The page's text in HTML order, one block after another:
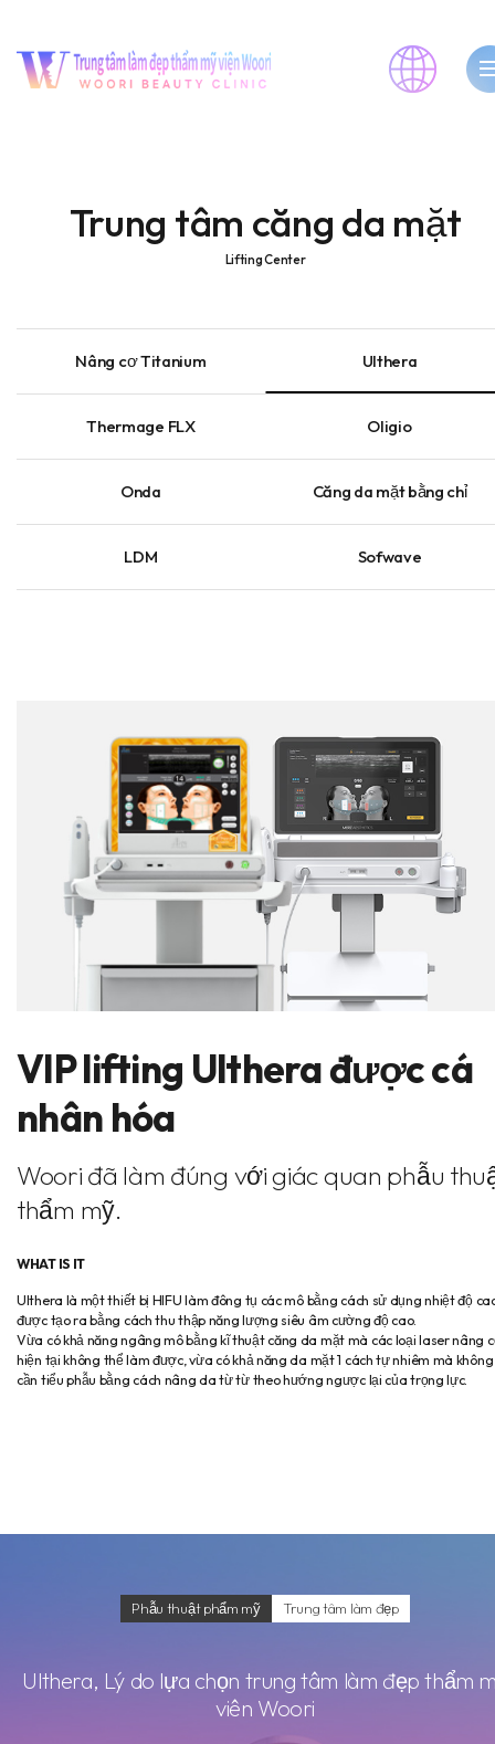
Trung tâm căng da mặt
Lifting Center
Nâng cơ Titanium Ulthera
Thermage FLX Oligio
Onda Căng da mặt bằng chỉ
LDM Sofwave
VIP lifting Ulthera được cá
nhân hóa
Woori đã làm đúng với giác quan phẫu
thẩm mỹ.
WHAT IS IT
Ulthera là một thiết bị HIFU làm đông tụ các mô bằng cách sử dụng nhiệt độ
được tạo ra bằng cách thu thập năng lượng siêu âm cường độ cao.
Vừa có khả năng ngâng mô bằng kĩ thuật căng da mặt mà các loại laser nâng
hiện tại không thể làm được, vừa có khả năng da mặt 1 cách tự nhiêm mà không
cần tiểu phẫu bằng cách nâng da từ từ theo hướng ngược lại của trọng lực.
Phẫu thuật phẩm mỹ Trung tâm làm đẹp
Ulthera, Lý do lựa chọn trung tâm làm đẹp thẩm
viên Woori